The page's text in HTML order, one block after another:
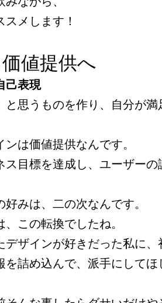
メします！
値提供へ
己表現
と思うものを作り、自分が
は価値提供なんです。
ス目標を達成し、ユーザーの
みは、二の次なんです。
この転換でしたね。
デザインが好きだった私に、
を詰め込んで、派手にしてほ